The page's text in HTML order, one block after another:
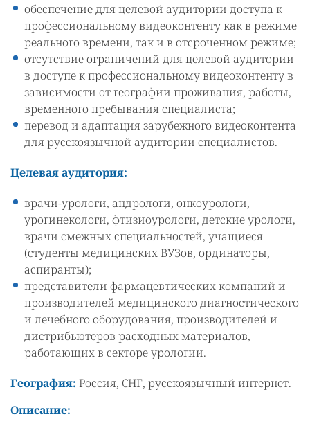
обеспечение для целевой аудитории доступа к
профессиональному видеоконтенту как в режиме
реального времени, так и в отсроченном режиме;
отсутствие ограничений для целевой аудитории
в доступе к профессиональному видеоконтенту в
зависимости от географии проживания, работы,
временного пребывания специалиста;
перевод и адаптация зарубежного видеоконтента
для русскоязычной аудитории специалистов.
Целевая аудитория:
врачи-урологи, андрологи, онкоурологи,
урогинекологи, фтизиоурологи, детские урологи,
врачи смежных специальностей, учащиеся
(студенты медицинских ВУЗов, ординаторы,
аспиранты);
представители фармацевтических компаний и
производителей медицинского диагностического
и лечебного оборудования, производителей и
дистрибьютеров расходных материалов,
работающих в секторе урологии.
География: Россия, СНГ, русскоязычный интернет.
Описание: